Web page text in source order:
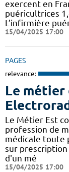
exercent en
puéricultrices
L’infirmière
15/04/2025 17:00
PAGES
relevance:
Le métier
Le Métier Est
profession de
médicale toute
sur
d'un mé
15/04/2025 17:00